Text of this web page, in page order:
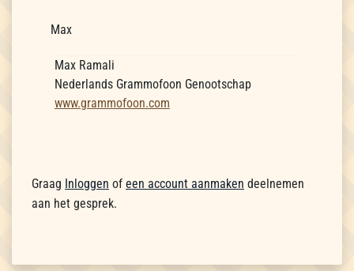
Max
Max Ramali
Nederlands Grammofoon Genootschap
www.grammofoon.com
Graag Inloggen of een account aanmaken deelnemen
aan het gesprek.